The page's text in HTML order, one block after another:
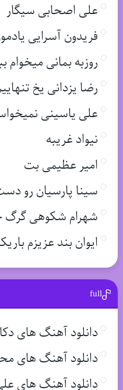
علی اصحابی سیگار
فریدون آسرایی
روزبه بمانی
رضا یزدانی یخ
علی یاسینی
نیواد غریبه
امیر عظیمی بت
سینا پارسیان رو
شهرام شکوهی
ایوان بند عزیزم
full
دانلود آهنگ های
دانلود آهنگ های
دانلود آهنگ های